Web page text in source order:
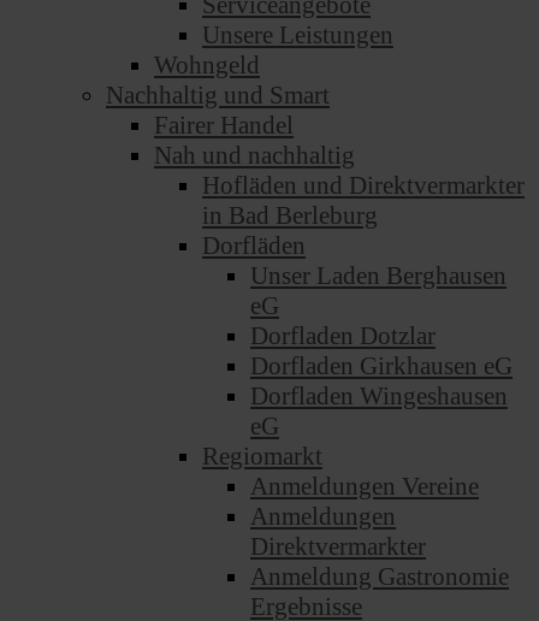
Unsere Leistungen
Wohngeld
Nachhaltig und Smart
Fairer Handel
Nah und nachhaltig
Hofläden und Direktvermarkter
in Bad Berleburg
Dorfläden
Unser Laden Berghausen
eG
Dorfladen Dotzlar
Dorfladen Girkhausen eG
Dorfladen Wingeshausen
eG
Regiomarkt
Anmeldungen Vereine
Anmeldungen
Direktvermarkter
Anmeldung Gastronomie
Ergebnisse